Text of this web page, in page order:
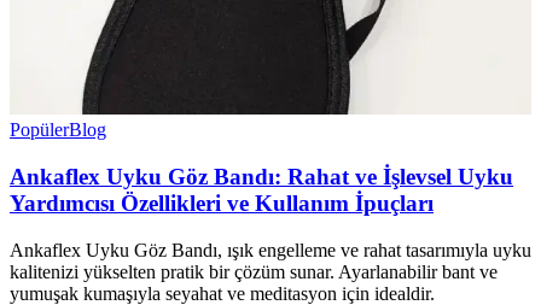
PopülerBlog
Ankaflex Uyku Göz Bandı: Rahat ve İşlevsel Uyku
Yardımcısı Özellikleri ve Kullanım İpuçları
Ankaflex Uyku Göz Bandı, ışık engelleme ve rahat tasarımıyla uyku
kalitenizi yükselten pratik bir çözüm sunar. Ayarlanabilir bant ve
yumuşak kumaşıyla seyahat ve meditasyon için idealdir.